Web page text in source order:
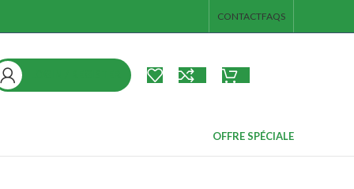
CONTACTFAQS
OFFRE SPÉCIALE
et de